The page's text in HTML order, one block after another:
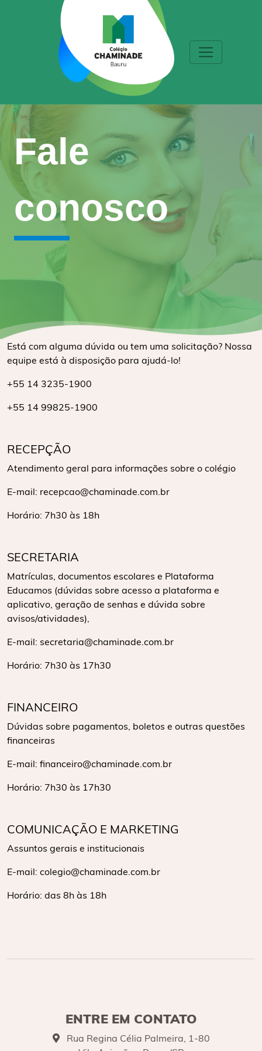
Fale
conosco
Está com alguma dúvida ou tem uma solicitação? Nossa
equipe está à disposição para ajudá-lo!
+55 14 3235-1900
+55 14 99825-1900
RECEPÇÃO
Atendimento geral para informações sobre o colégio
E-mail: recepcao@chaminade.com.br
Horário: 7h30 às 18h
SECRETARIA
Matrículas, documentos escolares e Plataforma
Educamos (dúvidas sobre acesso a plataforma e
aplicativo, geração de senhas e dúvida sobre
avisos/atividades),
E-mail: secretaria@chaminade.com.br
Horário: 7h30 às 17h30
FINANCEIRO
Dúvidas sobre pagamentos, boletos e outras questões
financeiras
E-mail: financeiro@chaminade.com.br
Horário: 7h30 às 17h30
COMUNICAÇÃO E MARKETING
Assuntos gerais e institucionais
E-mail: colegio@chaminade.com.br
Horário: das 8h às 18h
ENTRE EM CONTATO
Rua Regina Célia Palmeira, 1-80